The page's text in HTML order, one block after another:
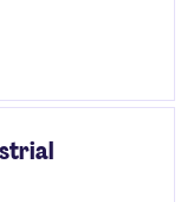
with regional
business